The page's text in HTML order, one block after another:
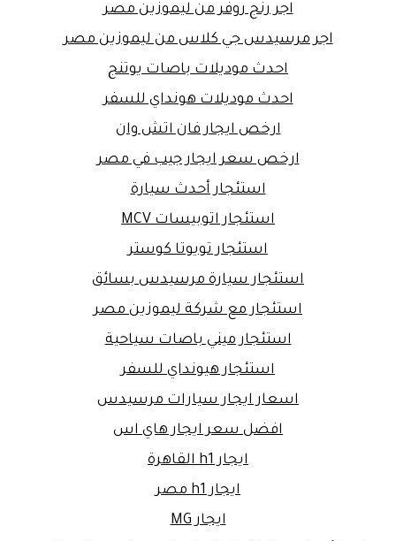
اجر رنج روفر من ليموزين مصر
اجر مرسيدس جي كلاس من ليموزين مصر
احدث موديلات باصات يوتنج
احدث موديلات هونداي للسفر
ارخص ايجار فان اتش وان
ارخص سعر ايجار جيب في مصر
استئجار أحدث سيارة
استئجار اتوبيسات MCV
استئجار تويوتا كوستر
استئجار سيارة مرسيدس بسائق
استئجار مع شركة ليموزين مصر
استئجار ميني باصات سياحية
استئجار هيونداي للسفر
اسعار ايجار سيارات مرسيدس
افضل سعر ايجار هاي اس
ايجار h1 القاهرة
ايجار h1 مصر
ايجار MG